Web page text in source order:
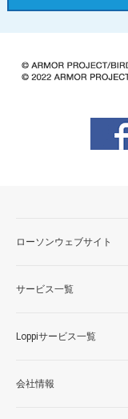
ローソンウェブサイト
サービス一覧
Loppiサービス一覧
会社情報